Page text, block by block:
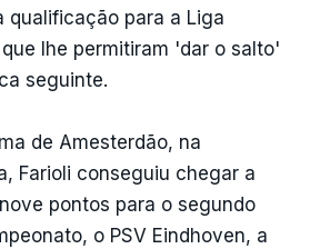
qualificação para a Liga
lhe permitiram 'dar o salto'
seguinte.
de Amesterdão, na
Farioli conseguiu chegar a
pontos para o segundo
o PSV Eindhoven, a